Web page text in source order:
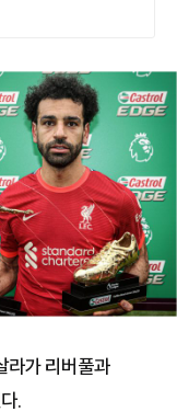
라가 리버풀과
.